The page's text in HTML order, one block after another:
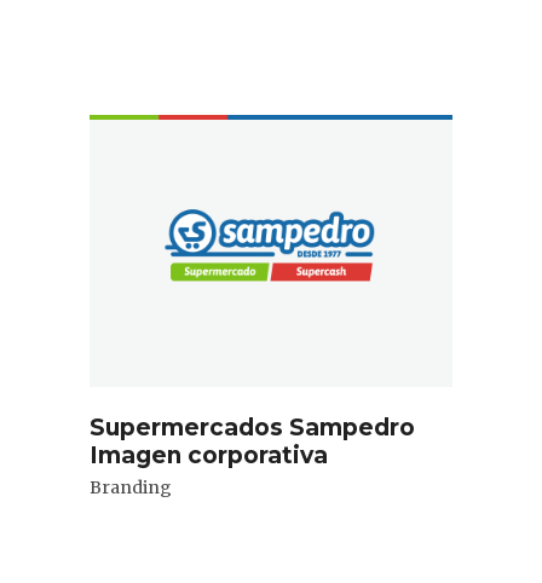
Supermercados Sampedro
Imagen corporativa
Branding